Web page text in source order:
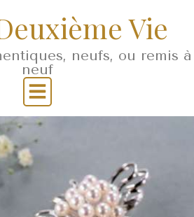
Vie
neufs, ou remis à
neuf